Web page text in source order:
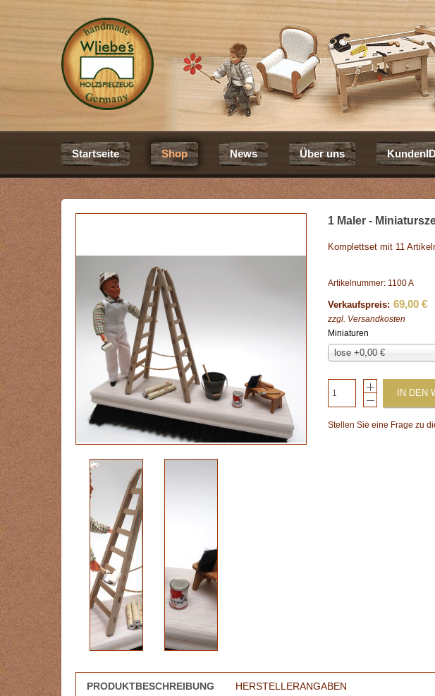
Startseite Shop News Über uns
1 Maler -
Komplettset mit 11
Artikelnummer: 1100 A
Verkaufspreis: 69,00 €
zzgl. Versandkosten
Miniaturen
lose +0,00 €
IN DEN
Stellen Sie eine Frage zu
PRODUKTBESCHREIBUNG HERSTELLERANGABEN